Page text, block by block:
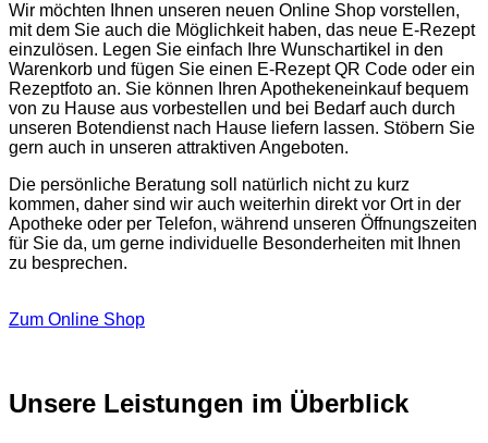
Wir möchten Ihnen unseren neuen Online Shop vorstellen,
mit dem Sie auch die Möglichkeit haben, das neue E-Rezept
einzulösen. Legen Sie einfach Ihre Wunschartikel in den
Warenkorb und fügen Sie einen E-Rezept QR Code oder ein
Rezeptfoto an. Sie können Ihren Apothekeneinkauf bequem
von zu Hause aus vorbestellen und bei Bedarf auch durch
unseren Botendienst nach Hause liefern lassen. Stöbern Sie
gern auch in unseren attraktiven Angeboten.
Die persönliche Beratung soll natürlich nicht zu kurz
kommen, daher sind wir auch weiterhin direkt vor Ort in der
Apotheke oder per Telefon, während unseren Öffnungszeiten
für Sie da, um gerne individuelle Besonderheiten mit Ihnen
zu besprechen.
Zum Online Shop
Unsere Leistungen im Überblick